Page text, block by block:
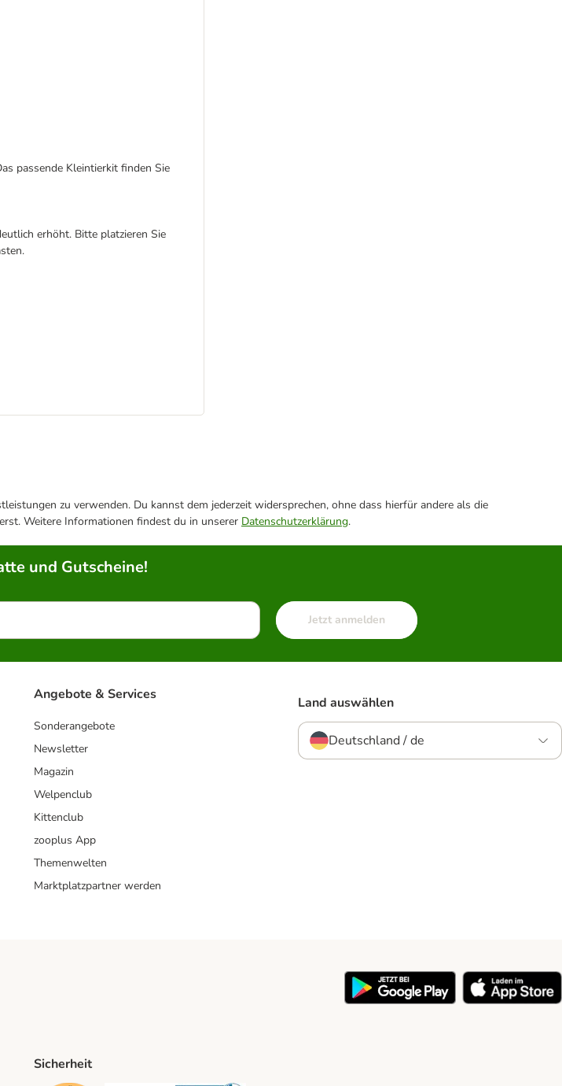
passende Kleintierkit finden Sie
erhöht. Bitte platzieren Sie
zu verwenden. Du kannst dem jederzeit widersprechen, ohne dass hierfür andere als die
Weitere Informationen findest du in unserer Datenschutzerklärung.
und Gutscheine!
Jetzt anmelden
Angebote & Services
Sonderangebote
Newsletter
Magazin
Welpenclub
Kittenclub
zooplus App
Themenwelten
Marktplatzpartner werden
Land auswählen
Deutschland / de
Sicherheit